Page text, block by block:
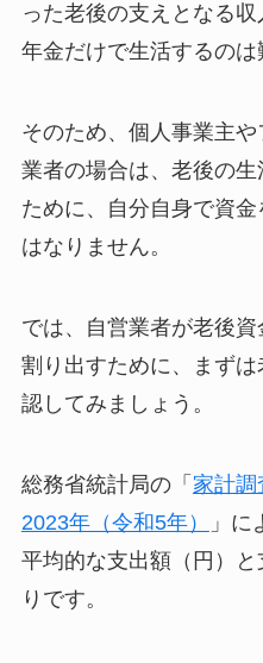
った老後の支えとなる
年金だけで生活するのは
そのため、個人事業主
業者の場合は、老後の
ために、自分自身で資
はなりません。
では、自営業者が老後
割り出すために、まず
認してみましょう。
総務省統計局の「 家計調
2023年（令和5年）
」
平均的な支出額（円）
りです。